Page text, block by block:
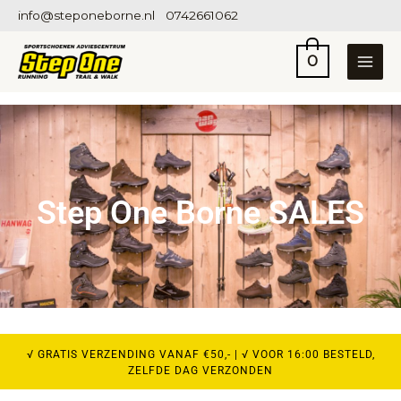
inhoud
info@steponeborne.nl 0742661062
0
Step One Borne SALES
√ GRATIS VERZENDING VANAF €50,- | √ VOOR 16:00 BESTELD,
ZELFDE DAG VERZONDEN